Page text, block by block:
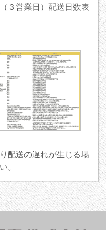
３営業日）配送日数表
配送の遅れが生じる場
。